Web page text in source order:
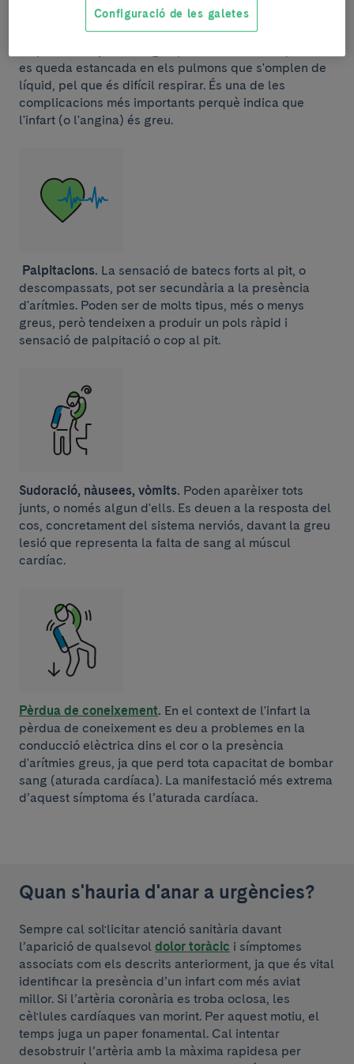
Sensació de falta d’aire (dispnea).El cor perd força i
es queda estancada en els pulmons que s'omplen de
líquid, pel que és difícil respirar. És una de les
complicacions més importants perquè indica que
l'infart (o l'angina) és greu.
Palpitacions. La sensació de batecs forts al pit, o
descompassats, pot ser secundària a la presència
d'arítmies. Poden ser de molts tipus, més o menys
greus, però tendeixen a produir un pols ràpid i
sensació de palpitació o cop al pit.
Sudoració, nàusees, vòmits. Poden aparèixer tots
junts, o només algun d'ells. Es deuen a la resposta del
cos, concretament del sistema nerviós, davant la greu
lesió que representa la falta de sang al múscul
cardíac.
Pèrdua de coneixement. En el context de l'infart la
pèrdua de coneixement es deu a problemes en la
conducció elèctrica dins el cor o la presència
d'arítmies greus, ja que perd tota capacitat de bombar
sang (aturada cardíaca). La manifestació més extrema
d’aquest símptoma és l’aturada cardíaca.
Quan s'hauria d'anar a urgències?
Sempre cal sol·licitar atenció sanitària davant
l’aparició de qualsevol dolor toràcic i símptomes
associats com els descrits anteriorment, ja que és vital
identificar la presència d’un infart com més aviat
millor. Si l’artèria coronària es troba oclosa, les
cèl·lules cardíaques van morint. Per aquest motiu, el
temps juga un paper fonamental. Cal intentar
desobstruir l’artèria amb la màxima rapidesa per
Configuració de les galetes